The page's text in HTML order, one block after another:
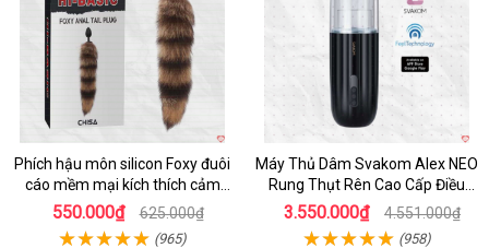
Phích hậu môn silicon Foxy đuôi
cáo mềm mại kích thích cảm
giác mới
550.000₫ 625.000₫
(965)
Máy Thủ Dâm Svakom Alex NEO
Rung Thụt Rên Cao Cấp Điều
Khiển App
3.550.000₫ 4.551.000₫
(958)